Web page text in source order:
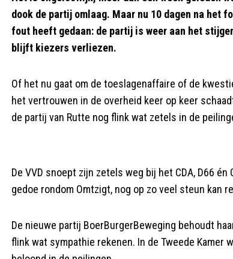
dook de partij omlaag. Maar nu 10 dagen na het
fout heeft gedaan: de partij is weer aan het
blijft kiezers verliezen.
Of het nu gaat om de toeslagenaffaire of de
het vertrouwen in de overheid keer op keer
de partij van Rutte nog flink wat zetels in de
De VVD snoept zijn zetels weg bij het CDA, D66
gedoe rondom Omtzigt, nog op zo veel steun kan
De nieuwe partij BoerBurgerBeweging behoudt
flink wat sympathie rekenen. In de Tweede